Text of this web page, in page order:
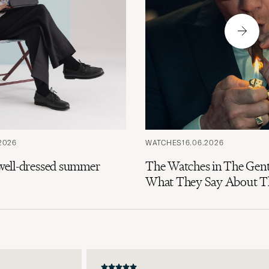
pour
vous.
dressed summer
WATCHES16.06.2026
The Watches in The
What They Say About